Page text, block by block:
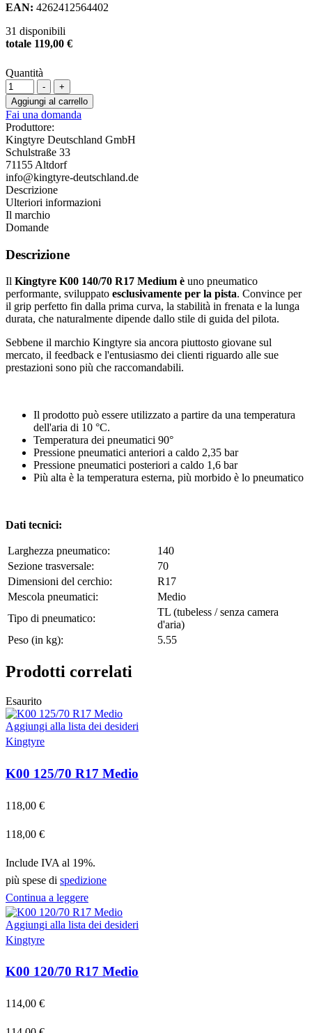
EAN: 4262412564402
31 disponibili
totale 119,00 €
Quantità
-
+
Aggiungi al carrello
Fai una domanda
Produttore:
Kingtyre Deutschland GmbH
Schulstraße 33
71155 Altdorf
info@kingtyre-deutschland.de
Descrizione
Ulteriori informazioni
Il marchio
Domande
Descrizione
Il Kingtyre K00 140/70 R17 Medium è uno pneumatico
performante, sviluppato esclusivamente per la pista. Convince per
il grip perfetto fin dalla prima curva, la stabilità in frenata e la lunga
durata, che naturalmente dipende dallo stile di guida del pilota.
Sebbene il marchio Kingtyre sia ancora piuttosto giovane sul
mercato, il feedback e l'entusiasmo dei clienti riguardo alle sue
prestazioni sono più che raccomandabili.
Il prodotto può essere utilizzato a partire da una temperatura
dell'aria di 10 °C.
Temperatura dei pneumatici 90°
Pressione pneumatici anteriori a caldo 2,35 bar
Pressione pneumatici posteriori a caldo 1,6 bar
Più alta è la temperatura esterna, più morbido è lo pneumatico
Dati tecnici:
Larghezza pneumatico:
140
Sezione trasversale:
70
Dimensioni del cerchio:
R17
Mescola pneumatici:
Medio
Tipo di pneumatico:
TL (tubeless / senza camera
d'aria)
Peso (in kg):
5.55
Prodotti correlati
Esaurito
Aggiungi alla lista dei desideri
Kingtyre
K00 125/70 R17 Medio
118,00 €
118,00 €
Include IVA al 19%.
più spese di spedizione
Continua a leggere
Aggiungi alla lista dei desideri
Kingtyre
K00 120/70 R17 Medio
114,00 €